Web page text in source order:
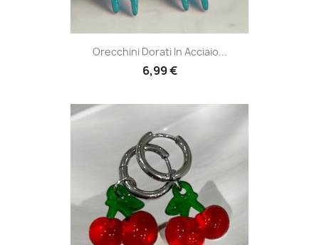
Orecchini Dorati In Acciaio...
6,99 €